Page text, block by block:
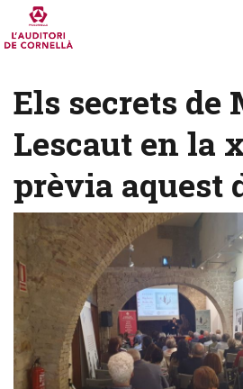
Els secrets de
Lescaut en la
prèvia aquest